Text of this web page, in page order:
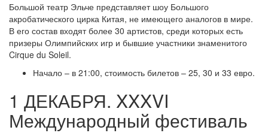
Большой театр Эльче представляет шоу Большого
акробатического цирка Китая, не имеющего аналогов в мире.
В его состав входят более 30 артистов, среди которых есть
призеры Олимпийских игр и бывшие участники знаменитого
Cirque du Soleil.
Начало – в 21:00, стоимость билетов – 25, 30 и 33 евро.
1 ДЕКАБРЯ. XXXVI
Международный фестиваль